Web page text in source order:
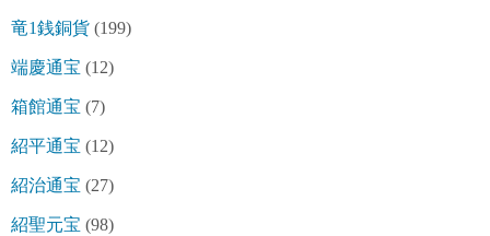
竜1銭銅貨 (199)
端慶通宝 (12)
箱館通宝 (7)
紹平通宝 (12)
紹治通宝 (27)
紹聖元宝 (98)